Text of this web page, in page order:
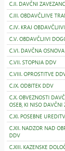
C.II. DAVČNI
C.III. OBDAVČLJIVE
C.IV. KRAJ
C.V. OBDAVČLJIVI
C.VI. DAVČNA OSNOVA
C.VII. STOPNJA DDV
C.VIII. OPROSTITVE
C.IX. ODBITEK DDV
C.X. OBVEZNOSTI
OSEB, KI NISO DAVČNI
C.XI. POSEBNE
C.XII. NADZOR NAD
DDV
C.XIII. KAZENSKE